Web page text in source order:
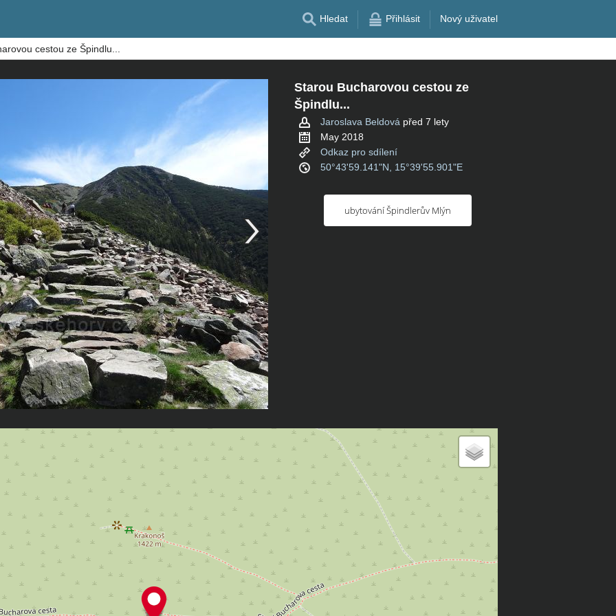
Hledat Přihlásit Nový uživatel
cestou ze Špindlu...
Starou Bucharovou cestou ze
Špindlu...
Jaroslava Beldová před 7 lety
May 2018
Odkaz pro sdílení
50°43'59.141"N, 15°39'55.901"E
ubytování Špindlerův Mlýn